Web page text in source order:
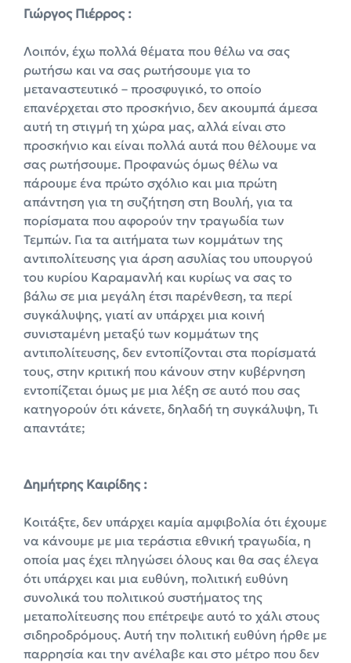
Γιώργος Πιέρρος :
Λοιπόν, έχω πολλά θέματα που θέλω να σας
ρωτήσω και να σας ρωτήσουμε για το
μεταναστευτικό – προσφυγικό, το οποίο
επανέρχεται στο προσκήνιο, δεν ακουμπά άμεσα
αυτή τη στιγμή τη χώρα μας, αλλά είναι στο
προσκήνιο και είναι πολλά αυτά που θέλουμε να
σας ρωτήσουμε. Προφανώς όμως θέλω να
πάρουμε ένα πρώτο σχόλιο και μια πρώτη
απάντηση για τη συζήτηση στη Βουλή, για τα
πορίσματα που αφορούν την τραγωδία των
Τεμπών. Για τα αιτήματα των κομμάτων της
αντιπολίτευσης για άρση ασυλίας του υπουργού
του κυρίου Καραμανλή και κυρίως να σας το
βάλω σε μια μεγάλη έτσι παρένθεση, τα περί
συγκάλυψης, γιατί αν υπάρχει μια κοινή
συνισταμένη μεταξύ των κομμάτων της
αντιπολίτευσης, δεν εντοπίζονται στα πορίσματά
τους, στην κριτική που κάνουν στην κυβέρνηση
εντοπίζεται όμως με μια λέξη σε αυτό που σας
κατηγορούν ότι κάνετε, δηλαδή τη συγκάλυψη, Τι
απαντάτε;
Δημήτρης Καιρίδης :
Κοιτάξτε, δεν υπάρχει καμία αμφιβολία ότι έχουμε
να κάνουμε με μια τεράστια εθνική τραγωδία, η
οποία μας έχει πληγώσει όλους και θα σας έλεγα
ότι υπάρχει και μια ευθύνη, πολιτική ευθύνη
συνολικά του πολιτικού συστήματος της
μεταπολίτευσης που επέτρεψε αυτό το χάλι στους
σιδηροδρόμους. Αυτή την πολιτική ευθύνη ήρθε με
παρρησία και την ανέλαβε και στο μέτρο που δεν